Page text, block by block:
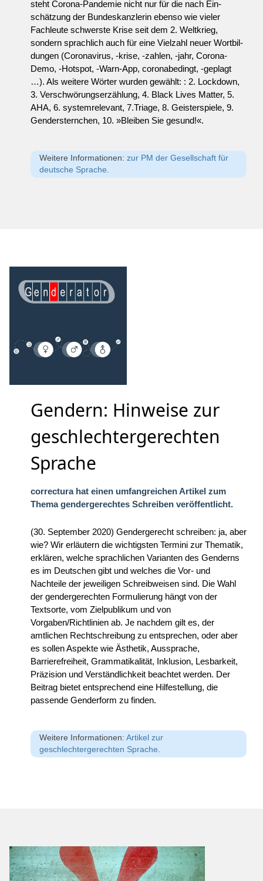
steht Corona-Pandemie nicht nur für die nach Ein­
schätzung der Bundeskanzlerin ebenso wie vieler
Fachleute schwerste Krise seit dem 2. Welt­krieg,
sondern sprachlich auch für eine Vielzahl neuer Wortbil­
dungen (Coronavirus, -krise, -zah­len, -jahr, Corona-
Demo, -Hotspot, -Warn-App, coronabedingt, -geplagt
…). Als weitere Wörter wurden gewählt: : 2. Lockdown,
3. Verschwörungserzählung, 4. Black Lives Matter, 5.
AHA, 6. systemrelevant, 7.Triage, 8. Geisterspiele, 9.
Gendersternchen, 10. »Bleiben Sie gesund!«.
Weitere Informationen:zur PM der Gesellschaft für
deutsche Sprache
Gendern: Hinweise zur
geschlechtergerechten
Sprache
correctura hat einen umfangreichen Artikel zum
Thema gendergerechtes Schreiben veröffentlicht.
(30. September 2020) Gendergerecht schreiben: ja, aber
wie? Wir erläutern die wichtigsten Termini zur Thematik,
erklären, welche sprachlichen Varianten des Genderns
es im Deutschen gibt und welches die Vor- und
Nachteile der jeweiligen Schreibweisen sind. Die Wahl
der gendergerechten Formulierung hängt von der
Textsorte, vom Zielpublikum und von
Vorgaben/Richtlinien ab. Je nachdem gilt es, der
amtlichen Rechtschreibung zu entsprechen, oder aber
es sollen Aspekte wie Ästhetik, Aussprache,
Barrierefreiheit, Grammatikalität, Inklusion, Lesbarkeit,
Präzision und Verständlichkeit beachtet werden. Der
Beitrag bietet entsprechend eine Hilfestellung, die
passende Genderform zu finden.
Weitere Informationen:Artikel zur
geschlechtergerechten Sprache